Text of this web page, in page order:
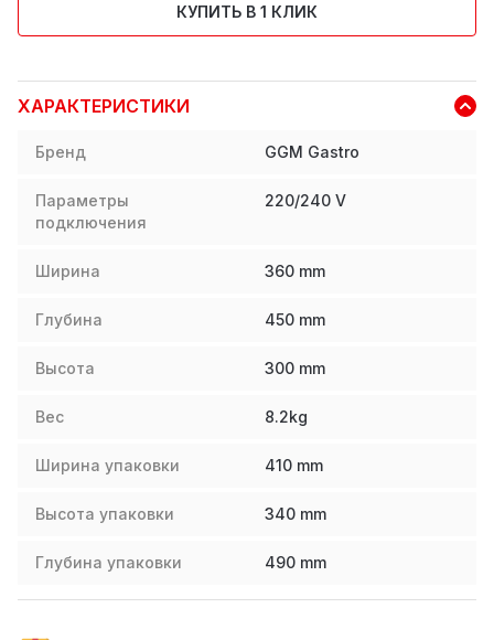
КУПИТЬ В 1 КЛИК
ХАРАКТЕРИСТИКИ
Бренд GGM Gastro
Параметры
подключения
220/240 V
Ширина 360 mm
Глубина 450 mm
Высота 300 mm
Вес 8.2kg
Ширина упаковки 410 mm
Высота упаковки 340 mm
Глубина упаковки 490 mm